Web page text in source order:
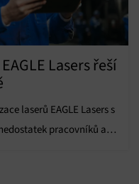
Lasers řeší
laserů EAGLE Lasers s
pracovníků a